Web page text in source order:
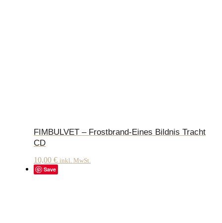
FIMBULVET – Frostbrand-Eines Bildnis Tracht
CD
10,00 € inkl. MwSt.
Save